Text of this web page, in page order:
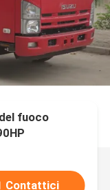
fuoco
Contattici